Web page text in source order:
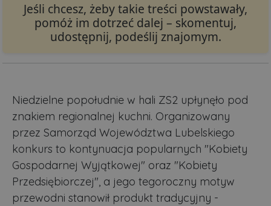
Jeśli chcesz, żeby takie treści powstawały,
pomóż im dotrzeć dalej – skomentuj,
udostępnij, podeślij znajomym.
Niedzielne popołudnie w hali ZS2 upłynęło pod
znakiem regionalnej kuchni. Organizowany
przez Samorząd Województwa Lubelskiego
konkurs to kontynuacja popularnych "Kobiety
Gospodarnej Wyjątkowej" oraz "Kobiety
Przedsiębiorczej", a jego tegoroczny motyw
przewodni stanowił produkt tradycyjny -